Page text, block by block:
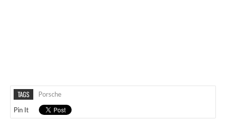
TAGS
Porsche
Pin It